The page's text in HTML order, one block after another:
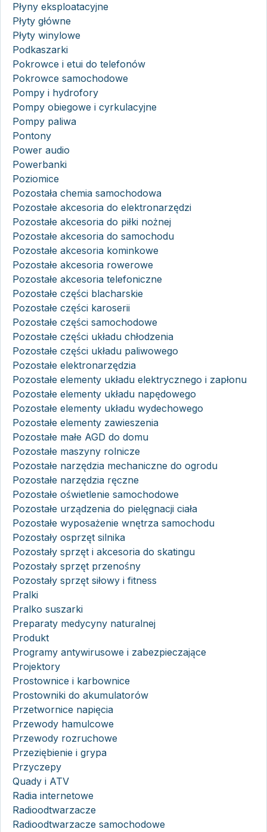
Płyny eksploatacyjne
Płyty główne
Płyty winylowe
Podkaszarki
Pokrowce i etui do telefonów
Pokrowce samochodowe
Pompy i hydrofory
Pompy obiegowe i cyrkulacyjne
Pompy paliwa
Pontony
Power audio
Powerbanki
Poziomice
Pozostała chemia samochodowa
Pozostałe akcesoria do elektronarzędzi
Pozostałe akcesoria do piłki nożnej
Pozostałe akcesoria do samochodu
Pozostałe akcesoria kominkowe
Pozostałe akcesoria rowerowe
Pozostałe akcesoria telefoniczne
Pozostałe części blacharskie
Pozostałe części karoserii
Pozostałe części samochodowe
Pozostałe części układu chłodzenia
Pozostałe części układu paliwowego
Pozostałe elektronarzędzia
Pozostałe elementy układu elektrycznego i zapłonu
Pozostałe elementy układu napędowego
Pozostałe elementy układu wydechowego
Pozostałe elementy zawieszenia
Pozostałe małe AGD do domu
Pozostałe maszyny rolnicze
Pozostałe narzędzia mechaniczne do ogrodu
Pozostałe narzędzia ręczne
Pozostałe oświetlenie samochodowe
Pozostałe urządzenia do pielęgnacji ciała
Pozostałe wyposażenie wnętrza samochodu
Pozostały osprzęt silnika
Pozostały sprzęt i akcesoria do skatingu
Pozostały sprzęt przenośny
Pozostały sprzęt siłowy i fitness
Pralki
Pralko suszarki
Preparaty medycyny naturalnej
Produkt
Programy antywirusowe i zabezpieczające
Projektory
Prostownice i karbownice
Prostowniki do akumulatorów
Przetwornice napięcia
Przewody hamulcowe
Przewody rozruchowe
Przeziębienie i grypa
Przyczepy
Quady i ATV
Radia internetowe
Radioodtwarzacze
Radioodtwarzacze samochodowe